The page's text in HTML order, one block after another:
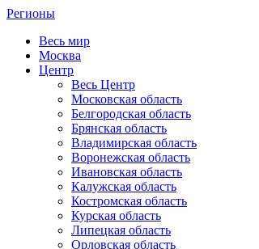
Регионы
Весь мир
Москва
Центр
Весь Центр
Московская область
Белгородская область
Брянская область
Владимирская область
Воронежская область
Ивановская область
Калужская область
Костромская область
Курская область
Липецкая область
Орловская область